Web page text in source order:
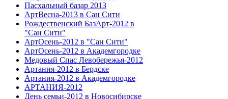
Пасхальный базар 2013
АртВесна-2013 в Сан Сити
Рождественский БазАрт-2012 в
"Сан Сити"
АртОсень-2012 в "Сан Сити"
АртОсень-2012 в Академгородке
Медовый Спас Левобережья-2012
Артания-2012 в Бердске
Артания-2012 в Академгородке
АРТАНИЯ-2012
День семьи-2012 в Новосибирске